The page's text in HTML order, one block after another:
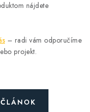
nájdete
– radi vám odporučíme
projekt.